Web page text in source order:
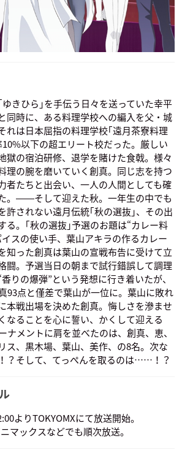
きひら｣を手伝う日々を送っていた幸平
同時に、ある料理学校への編入を父・城
れは日本屈指の料理学校｢遠月茶寮料理
以下の超エリート校だった。厳しい
獄の宿泊研修、退学を賭けた食戟。様々
理の腕を磨いていく創真。同じ志を持つ
者たちと出会い、一人の人間としても確
。――そして迎えた秋。一年生の中でも
許されない遠月伝統｢秋の選抜｣、その出
る。｢秋の選抜｣予選のお題は“カレー料
スの使い手、葉山アキラの作るカレー
知った創真は葉山の宣戦布告に受けて立
闘。予選当日の朝まで試行錯誤して調理
りの爆弾”という発想に行き着いたが、
93点と僅差で葉山が一位に。葉山に敗れ
本戦出場を決めた創真。悔しさを滲ませ
なることを心に誓い、かくして迎える
ナメントに肩を並べたのは、創真、恵、
ス、黒木場、葉山、美作、の8名。次な
そして、てっぺんを取るのは……！？
よりTOKYOMXにて放送開始。
マックスなどでも順次放送。